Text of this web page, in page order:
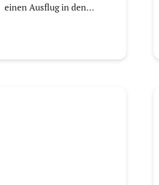
einen Ausflug in den…